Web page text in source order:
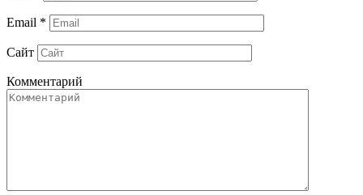
Email *
Сайт
Комментарий